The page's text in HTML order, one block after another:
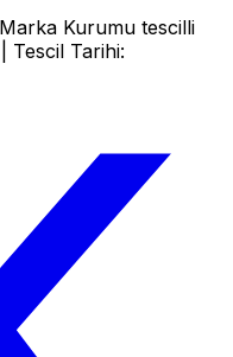
Kurumu tescilli
Tescil Tarihi: